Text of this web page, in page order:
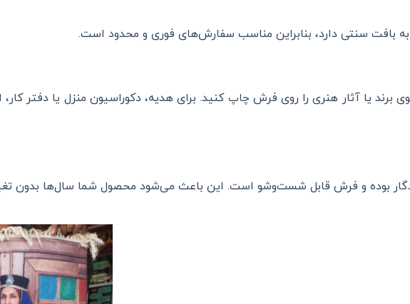
به بافت سنتی دارد، بنابراین مناسب سفارش‌های فوری و محدود است.
برند یا آثار هنری را روی فرش چاپ کنید. برای هدیه، دکوراسیون منزل یا دفتر
بوده و فرش قابل شست‌وشو است. این باعث می‌شود محصول شما سال‌ها بدون